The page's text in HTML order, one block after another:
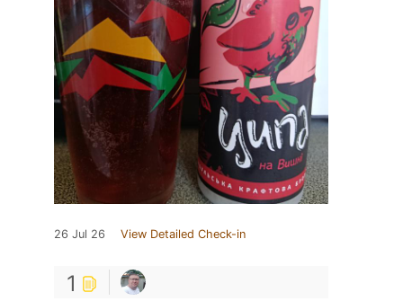
26 Jul 26 View Detailed Check-in
1